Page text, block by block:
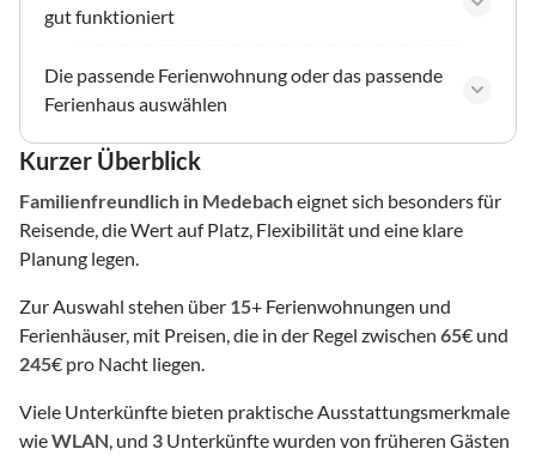
gut funktioniert
Die passende Ferienwohnung oder das passende
Ferienhaus auswählen
Kurzer Überblick
Familienfreundlich in Medebacheignet sich besonders für
Reisende, die Wert auf Platz, Flexibilität und eine klare
Planung legen.
Zur Auswahl stehen über 15+ Ferienwohnungen und
Ferienhäuser, mit Preisen, die in der Regel zwischen 65€ und
245€ pro Nacht liegen.
Viele Unterkünfte bieten praktische Ausstattungsmerkmale
wieWLAN, und 3 Unterkünfte wurden von früheren Gästen